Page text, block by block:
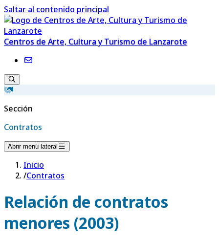
Saltar al contenido principal
Centros de Arte, Cultura y Turismo de Lanzarote
Sección
Contratos
Abrir menú lateral
Inicio
/Contratos
Relación de contratos
menores (2003)